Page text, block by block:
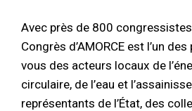
Avec près de 800
Congrès d’AMORCE est l’un
vous des acteurs locaux de
circulaire, de l’eau et
représentants de l’État, des